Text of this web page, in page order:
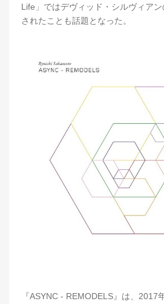
Life」ではデヴィッド・シルヴィア
されたことも話題となった。
『ASYNC - REMODELS』は、2017